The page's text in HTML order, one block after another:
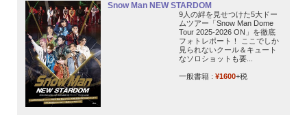
Snow Man NEW STARDOM
9人の絆を見せつけた5大ドー
ムツアー「Snow Man Dome
Tour 2025-2026 ON」を徹底
フォトレポート！ ここでしか
見られないクール＆キュート
なソロショットも要...
一般書籍 : ¥1600+税